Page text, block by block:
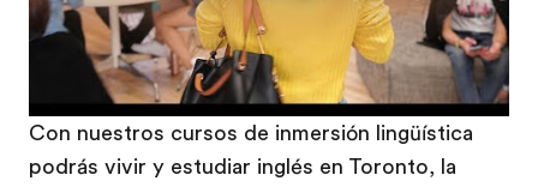
Con nuestros cursos de inmersión lingüística
podrás vivir y estudiar inglés en Toronto, la